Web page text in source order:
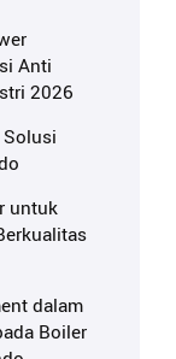
Anti
2026
untuk
dalam
Boiler